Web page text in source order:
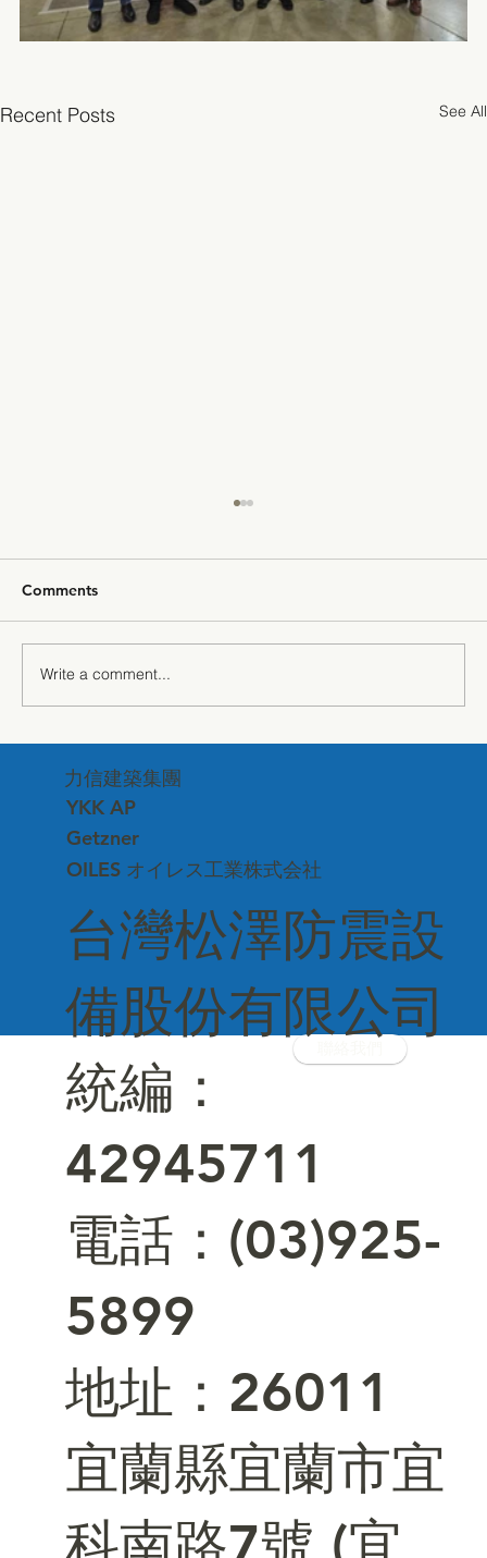
台灣松澤防震設
備股份有限公司
統編：
42945711
電話：(03)925-
5899
​地址：26011
宜蘭縣宜蘭市宜
科南路7號 (宜
OILES オイレス工業株式会社
Getzner
YKK AP
力信建築集團
Recent Posts See All
Sound Insulation Technology Debuts at
Matsuzawa Corporate Headquarters
Comments
Write a comment...